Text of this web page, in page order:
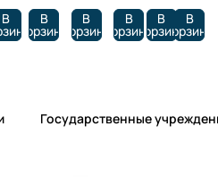
В В
корзину
В
корзину
В
корзину
В
корзину
В
корзину
Государственные